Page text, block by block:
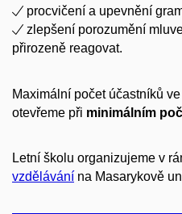
procvičení a upevnění
zlepšení porozumění
přirozeně reagovat.
Maximální počet účastníků
otevřeme při minimálním
Letní školu organizujeme v
vzdělávání na Masarykově